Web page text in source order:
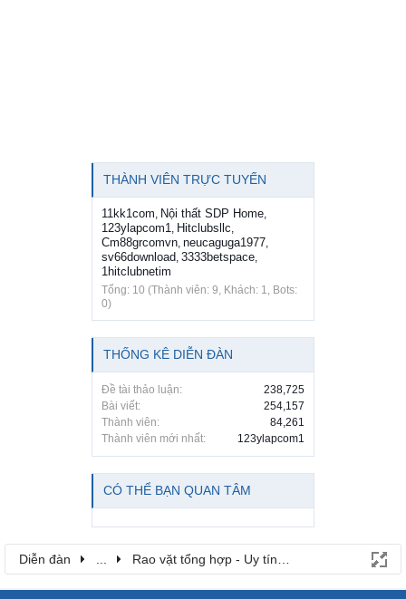
THÀNH VIÊN TRỰC TUYẾN
11kk1com Nội thất SDP Home
123ylapcom1 Hitclubsllc
Cm88grcomvn neucaguga1977
sv66download 3333betspace
1hitclubnetim
Tổng: 10 (Thành viên: 9, Khách: 1, Bots:
0)
THỐNG KÊ DIỄN ĐÀN
Đề tài thảo luận:
238,725
Bài viết:
254,157
Thành viên:
84,261
Thành viên mới nhất:
123ylapcom1
CÓ THỂ BẠN QUAN TÂM
Diễn đàn Rao vặt tổng hợp - Uy tín - Miễn phí